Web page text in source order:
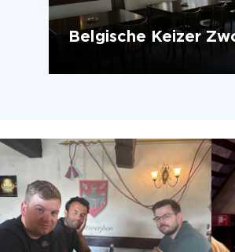
Belgische Keizer